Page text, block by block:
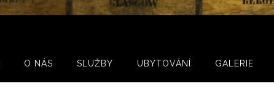
O NÁS SLUŽBY UBYTOVÁNÍ GALERIE